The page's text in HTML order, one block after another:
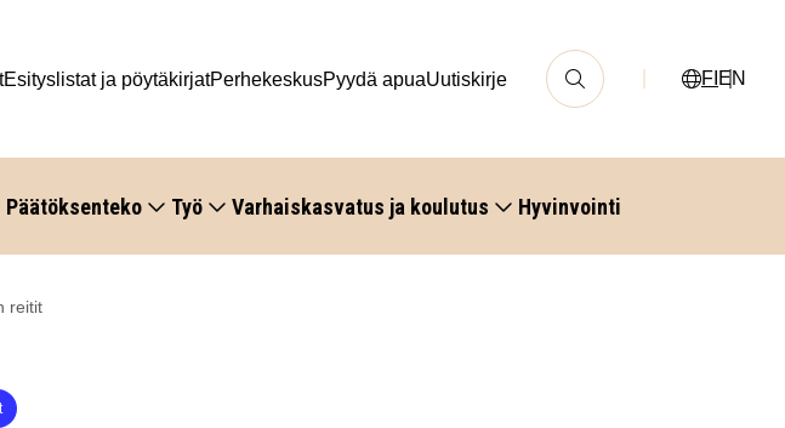
Esityslistat ja pöytäkirjatPerhekeskusPyydä apuaUutiskirje FI EN
Päätöksenteko Työ Varhaiskasvatus ja koulutus Hyvinvointi
reitit